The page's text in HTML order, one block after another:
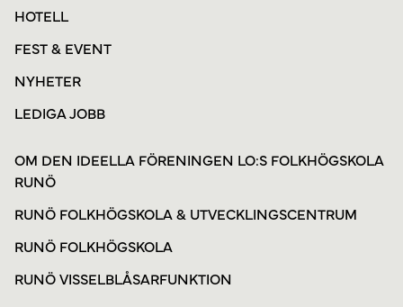
HOTELL
FEST & EVENT
NYHETER
LEDIGA JOBB
OM DEN IDEELLA FÖRENINGEN LO:S FOLKHÖGSKOLA
RUNÖ
RUNÖ FOLKHÖGSKOLA & UTVECKLINGSCENTRUM
RUNÖ FOLKHÖGSKOLA
RUNÖ VISSELBLÅSARFUNKTION